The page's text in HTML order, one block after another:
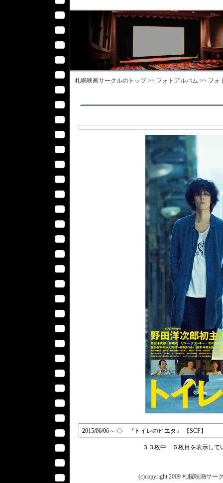
札幌映画サークルのトップ >> フォトアルバム >> フォ
2015/06/06～ ◇ 『トイレのピエタ』 【SCF】
３３枚中 ６枚目を表示し
(c)copyright 2009 札幌映画サー